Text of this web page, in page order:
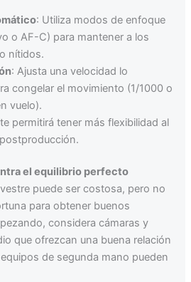
: Utiliza modos de enfoque
o AF-C) para mantener a los
nítidos.
: Ajusta una velocidad lo
congelar el movimiento (1/1000 o
vuelo).
permitirá tener más flexibilidad al
el equilibrio perfecto
puede ser costosa, pero no
para obtener buenos
considera cámaras y
que ofrezcan una buena relación
de segunda mano pueden